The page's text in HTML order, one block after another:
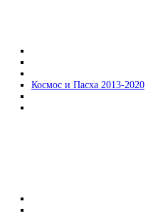
Космос и Пасха 2013-2020